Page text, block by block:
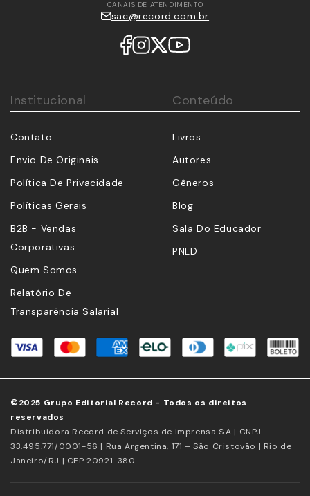
CANAIS DE ATENDIMENTO
sac@record.com.br
Institucional Conteúdo
Contato
Envio De Originais
Política De Privacidade
Políticas Gerais
B2B - Vendas
Corporativas
Quem Somos
Relatório De
Transparência Salarial
Livros
Autores
Gêneros
Blog
Sala Do Educador
PNLD
©2025 Grupo Editorial Record - Todos os direitos
reservados
Distribuidora Record de Serviços de Imprensa S.A | CNPJ
33.495.771/0001-56 | Rua Argentina, 171 – São Cristovão | Rio de
Janeiro/RJ | CEP 20921-380